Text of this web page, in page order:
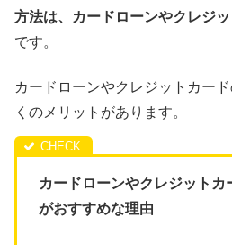
方法は、カードローンやクレジ
です。
カードローンやクレジットカー
くのメリットがあります。
カードローンやクレジットカ
がおすすめな理由